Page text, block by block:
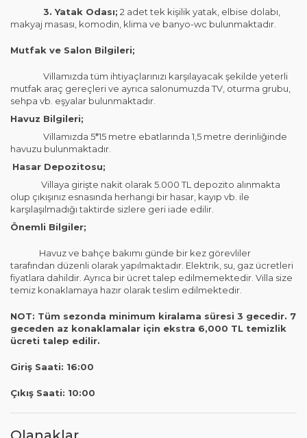
3. Yatak Odası; 2 adet tek kişilik yatak, elbise dolabı,
makyaj masası, komodin, klima ve banyo-wc bulunmaktadır.
Mutfak ve Salon Bilgileri;
Villamızda tüm ihtiyaçlarınızı karşılayacak şekilde yeterli
mutfak araç gereçleri ve ayrıca salonumuzda TV, oturma grubu,
sehpa vb. eşyalar bulunmaktadır.
Havuz Bilgileri;
Villamızda 5*15 metre ebatlarında 1,5 metre derinliğinde
havuzu bulunmaktadır.
Hasar Depozitosu;
Villaya girişte nakit olarak 5.000 TL depozito alınmakta
olup çıkışınız esnasında herhangi bir hasar, kayıp vb. ile
karşılaşılmadığı taktirde sizlere geri iade edilir.
Önemli Bilgiler;
Havuz ve bahçe bakımı günde bir kez görevliler
tarafından düzenli olarak yapılmaktadır. Elektrik, su, gaz ücretleri
fiyatlara dahildir. Ayrıca bir ücret talep edilmemektedir. Villa size
temiz konaklamaya hazır olarak teslim edilmektedir.
NOT: Tüm sezonda minimum kiralama süresi 3 gecedir. 7
geceden az konaklamalar için ekstra 6,000 TL temizlik
ücreti talep edilir.
Giriş Saati: 16:00
Çıkış Saati: 10:00